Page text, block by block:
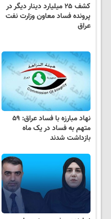
کشف ۲۵ میلیارد دینار دیگر در
پرونده فساد معاون وزارت نفت
عراق
نهاد مبارزه با فساد عراق: ۵۹
متهم به فساد در یک ماه
بازداشت شدند